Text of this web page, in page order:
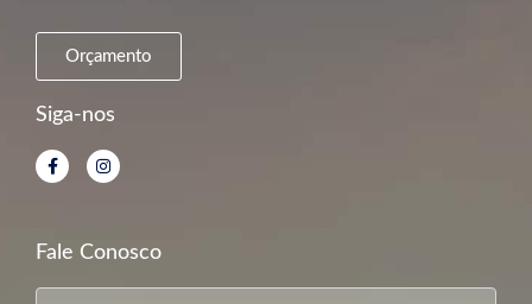
Orçamento
Siga-nos
Fale Conosco